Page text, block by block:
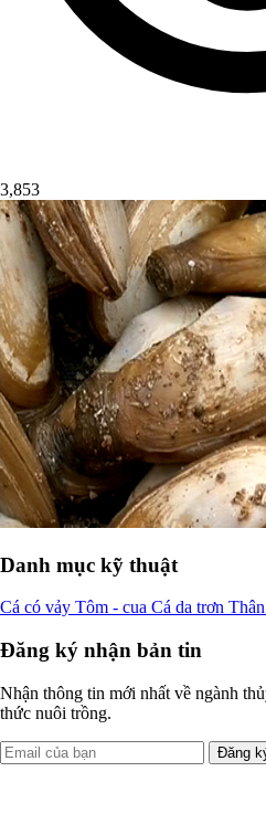
3,853
Danh mục kỹ thuật
Cá có vảy Tôm - cua Cá da trơn
Đăng ký nhận bản tin
Nhận thông tin mới nhất về ngành
thức nuôi trồng.
Đăng